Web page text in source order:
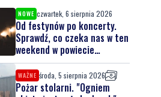
NOWE czwartek, 6 sierpnia 2026
Od festynów po koncerty.
Sprawdź, co czeka nas w ten
weekend w powiecie
lęborskim
WAŻNE środa, 5 sierpnia 2026
Pożar stolarni. "Ogniem